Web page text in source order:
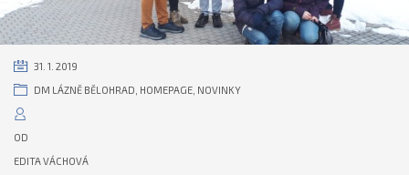
31. 1. 2019
DM LÁZNĚ BĚLOHRAD HOMEPAGE NOVINKY
OD
EDITA VÁCHOVÁ